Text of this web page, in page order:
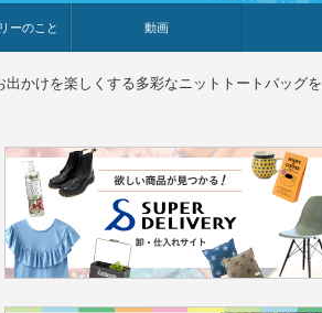
ーのこと
ント企画
ポート
動画告知
載
ー
動画
ライブコマース
出かけを楽しくする多彩なニットトートバッグを